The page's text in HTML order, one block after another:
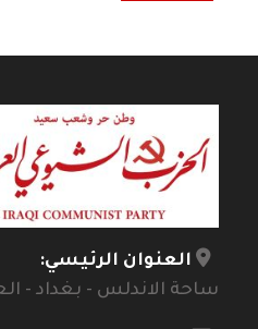
العنوان الرئيسي:
ساحة الاندلس - بغداد -